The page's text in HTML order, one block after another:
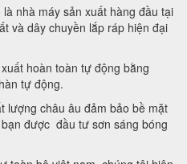
nhà máy sản xuất hàng đầu tại
và dây chuyền lắp ráp hiện đại
hoàn toàn tự động bằng
tự động.
lượng châu âu đảm bảo bề mặt
được đầu tư sơn sáng bóng